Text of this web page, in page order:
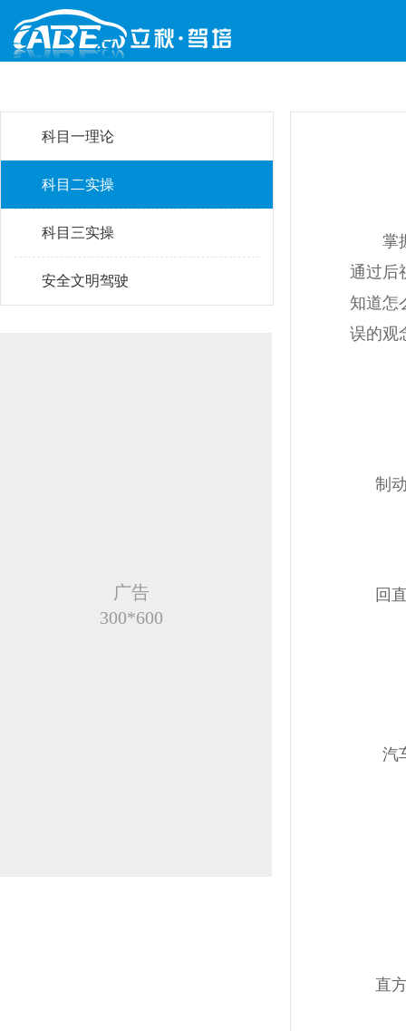
科目一理论
科目二实操
科目三实操
安全文明驾驶
广告
300*600
掌
通过后
知道怎
误的观
制
回
汽
直